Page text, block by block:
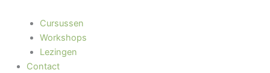
Cursussen
Workshops
Lezingen
Contact